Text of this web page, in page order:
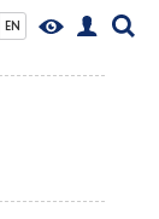
EN